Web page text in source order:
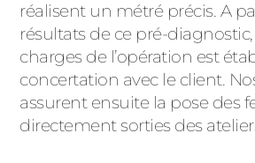
réalisent un métré précis. A
résultats de ce pré-
charges de l’opération est
concertation avec le client.
assurent ensuite la pose des
directement sorties des